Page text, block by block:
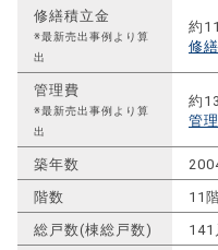
修繕積立金
※最新売出事例より算
出
約
修
管理費
※最新売出事例より算
出
約
管
築年数
階数
11
総戸数(棟総戸数)
141